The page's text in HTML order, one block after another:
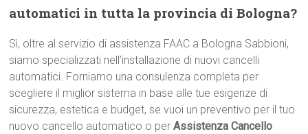
automatici in tutta la provincia di Bologna?
Sì, oltre al servizio di assistenza FAAC a Bologna Sabbioni,
siamo specializzati nell’installazione di nuovi cancelli
automatici. Forniamo una consulenza completa per
scegliere il miglior sistema in base alle tue esigenze di
sicurezza, estetica e budget, se vuoi un preventivo per il tuo
nuovo cancello automatico o perAssistenza Cancello